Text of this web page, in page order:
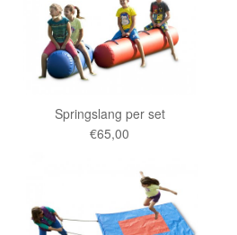
Springslang per set
€65,00